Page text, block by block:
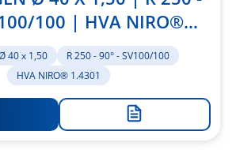
100 | HVA NIRO®
1.4301
40 x 1,50
R 250 - 90° - SV100/100
HVA NIRO® 1.4301
Zur